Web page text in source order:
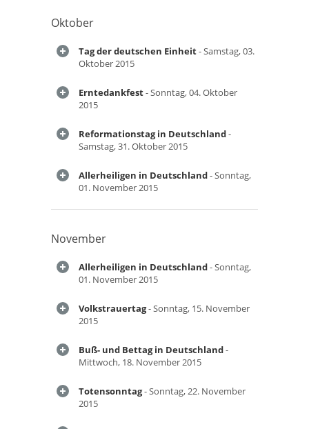
Oktober
Tag der deutschen Einheit- Samstag, 03.
Oktober 2015
Erntedankfest- Sonntag, 04. Oktober
2015
Reformationstag in Deutschland-
Samstag, 31. Oktober 2015
Allerheiligen in Deutschland- Sonntag,
01. November 2015
November
Allerheiligen in Deutschland- Sonntag,
01. November 2015
Volkstrauertag- Sonntag, 15. November
2015
Buß- und Bettag in Deutschland-
Mittwoch, 18. November 2015
Totensonntag- Sonntag, 22. November
2015